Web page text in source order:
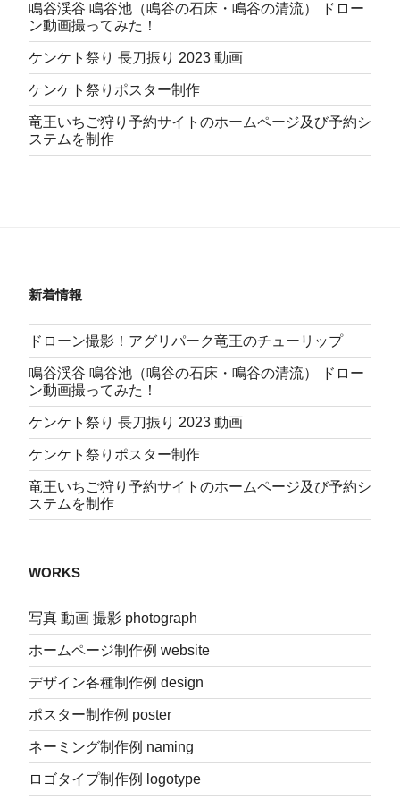
鳴谷渓谷 鳴谷池（鳴谷の石床・鳴谷の清流） ドロー
ン動画撮ってみた！
ケンケト祭り 長刀振り 2023 動画
ケンケト祭りポスター制作
竜王いちご狩り予約サイトのホームページ及び予約シ
ステムを制作
新着情報
ドローン撮影！アグリパーク竜王のチューリップ
鳴谷渓谷 鳴谷池（鳴谷の石床・鳴谷の清流） ドロー
ン動画撮ってみた！
ケンケト祭り 長刀振り 2023 動画
ケンケト祭りポスター制作
竜王いちご狩り予約サイトのホームページ及び予約シ
ステムを制作
WORKS
写真 動画 撮影 photograph
ホームページ制作例 website
デザイン各種制作例 design
ポスター制作例 poster
ネーミング制作例 naming
ロゴタイプ制作例 logotype